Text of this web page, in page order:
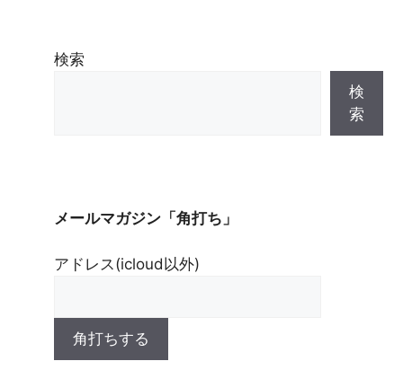
検索
検
索
メールマガジン「角打ち」
アドレス(icloud以外)